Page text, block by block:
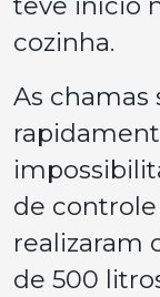
cozinha.
As chamas
de
realizaram
de 500